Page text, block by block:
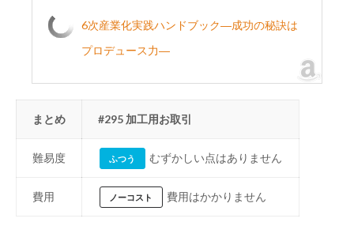
6次産業化実践ハンドブック―成功の秘訣は
プロデュース力―
まとめ #295 加工用お取引
難易度 ふつう むずかしい点はありません
費用 ノーコスト 費用はかかりません